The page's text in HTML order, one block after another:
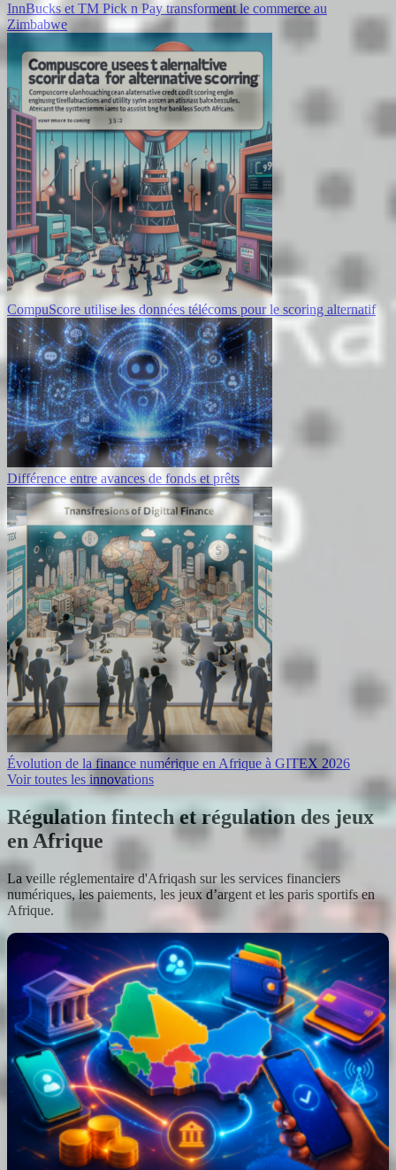
InnBucks et TM Pick n Pay transforment le commerce au
Zimbabwe
CompuScore utilise les données télécoms pour le scoring alternatif
Différence entre avances de fonds et prêts
Évolution de la finance numérique en Afrique à GITEX 2026
Voir toutes les innovations
Régulation fintech et régulation des jeux
en Afrique
La veille réglementaire d'Afriqash sur les services financiers
numériques, les paiements, les jeux d’argent et les paris sportifs en
Afrique.